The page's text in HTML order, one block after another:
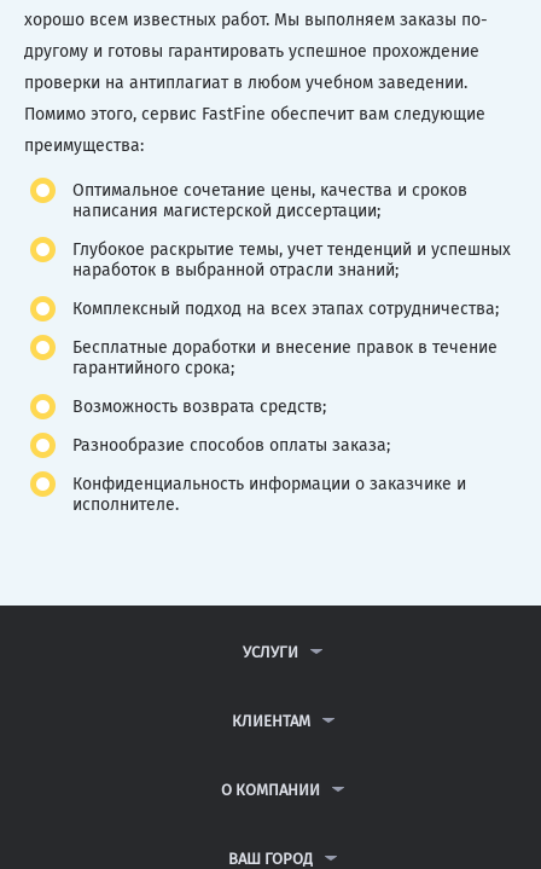
хорошо всем известных работ. Мы выполняем заказы по-
другому и готовы гарантировать успешное прохождение
проверки на антиплагиат в любом учебном заведении.
Помимо этого, сервис FastFine обеспечит вам следующие
преимущества:
Оптимальное сочетание цены, качества и сроков
написания магистерской диссертации;
Глубокое раскрытие темы, учет тенденций и успешных
наработок в выбранной отрасли знаний;
Комплексный подход на всех этапах сотрудничества;
Бесплатные доработки и внесение правок в течение
гарантийного срока;
Возможность возврата средств;
Разнообразие способов оплаты заказа;
Конфиденциальность информации о заказчике и
исполнителе.
УСЛУГИ
ДИПЛОМНЫЕ РАБОТЫ
РЕФЕРАТЫ
КЛИЕНТАМ
ВОПРОСЫ И ОТВЕТЫ
ПОЛИТИКА КОНФИДЕНЦИАЛЬНОСТИ
О КОМПАНИИ
КОНТАКТЫ
ВАШ ГОРОД